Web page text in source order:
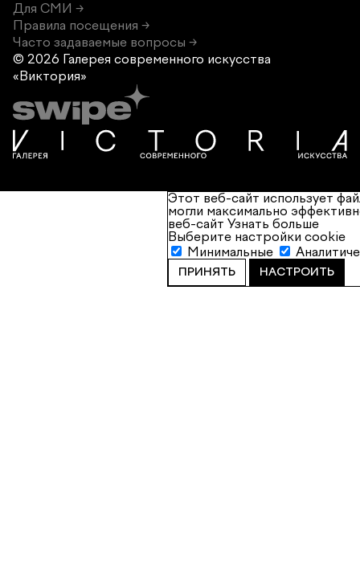
Для СМИ →
Правила посещения →
Часто задаваемые вопросы →
© 2026 Галерея современного искусства
«Виктория»
Этот веб-сайт использует
могли максимально
веб-сайт Узнать больше
Выберите настройки cookie
Минимальные
ПРИНЯТЬ НАСТРОИТЬ